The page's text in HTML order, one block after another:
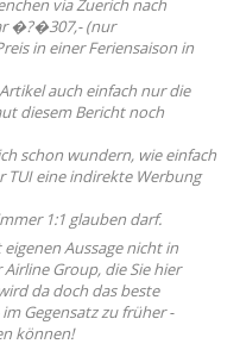
via Zuerich nach
�?�307,- (nur
in einer Feriensaison in
auch einfach nur die
diesem Bericht noch
schon wundern, wie einfach
TUI eine indirekte Werbung
1:1 glauben darf.
Aussage nicht in
Group, die Sie hier
da doch das beste
Gegensatz zu früher -
können!